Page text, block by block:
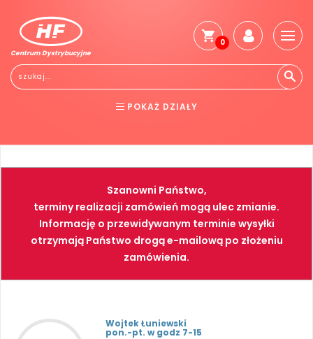
Centrum Dystrybucyjne
0
POKAŻ DZIAŁY
NARZĘDZIA SPAWALNICTWO
FARBY PNEUMATYKA
Szanowni Państwo,
terminy realizacji zamówień mogą ulec zmianie.
Informację o przewidywanym terminie wysyłki
otrzymają Państwo drogą e-mailową po złożeniu
zamówienia.
Wojtek Łuniewski
pon.-pt. w godz 7-15